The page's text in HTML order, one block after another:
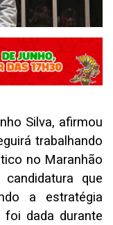
Silva, afirmou
trabalhando
no Maranhão
que
a estratégia
foi dada durante